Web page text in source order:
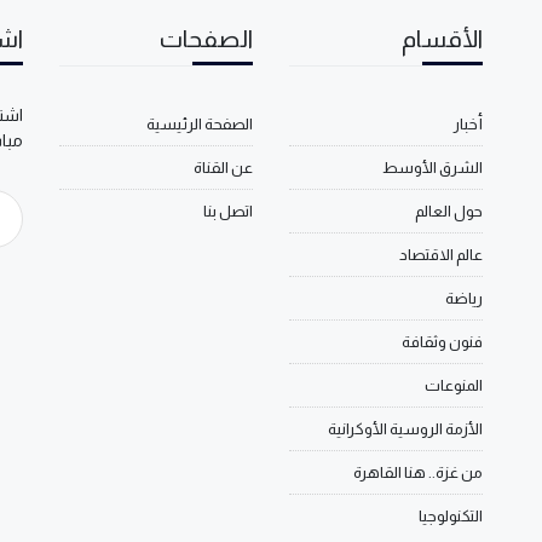
الأقسام
أخبار
الشرق الأوسط
حول العالم
عالم الاقتصاد
رياضة
فنون وثقافة
المنوعات
الأزمة الروسية الأوكرانية
من غزة.. هنا القاهرة
التكنولوجيا
الصفحات
الصفحة الرئيسية
عن القناة
اتصل بنا